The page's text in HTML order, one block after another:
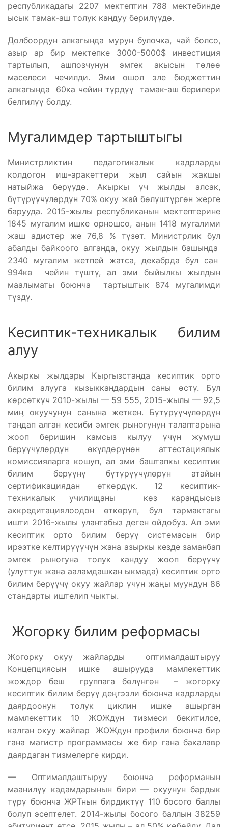
республикадагы 2207 мектептин 788 мектебинде
ысык тамак-аш толук кандуу берилүүдө.
Долбоордун алкагында мурун булочка, чай болсо,
азыр ар бир мектепке 3000-5000$ инвестиция
тартылып, ашпозчунун эмгек акысын төлөө
маселеси чечилди. Эми ошол эле бюджеттин
алкагында 60ка чейин түрдүү тамак-аш берилери
белгилүү болду.
Мугалимдер тартыштыгы
Министрликтин педагогикалык кадрларды
колдогон иш-аракеттери жыл сайын жакшы
натыйжа берүүдө. Акыркы үч жылды алсак,
бүтүрүүчүлөрдүн 70% окуу жай бөлүштүргөн жерге
барууда. 2015-жылы республиканын мектептерине
1845 мугалим ишке орношсо, анын 1418 мугалими
жаш адистер же 76,8 % түзөт. Министрлик бул
абалды байкоого алганда, окуу жылдын башында
2340 мугалим жетпей жатса, декабрда бул сан
994кө чейин түштү, ал эми быйылкы жылдын
маалыматы боюнча тартыштык 874 мугалимди
түздү.
Кесиптик-техникалык билим
алуу
Акыркы жылдары Кыргызстанда кесиптик орто
билим алууга кызыккандардын саны өстү. Бул
көрсөткүч 2010-жылы — 59 555, 2015-жылы — 92,5
миӊ окуучунун санына жеткен. Бүтүрүүчүлөрдүн
тандап алган кесиби эмгек рыногунун талаптарына
жооп беришин камсыз кылуу үчүн жумуш
берүүчүлөрдүн өкүлдөрүнөн аттестациялык
комиссияларга кошуп, ал эми баштапкы кесиптик
билим берүүнү бүтүрүүчүлөрүн атайын
сертификациядан өткөрдүк. 12 кесиптик-
техникалык училищаны көз карандысыз
аккредитациялоодон өткөрүп, бул тармактагы
ишти 2016-жылы улантабыз деген ойдобуз. Ал эми
кесиптик орто билим берүү системасын бир
ирээтке келтирүүүчүн жана азыркы кезде заманбап
эмгек рыногуна толук кандуу жооп берүүчү
(улуттук жана ааламдашкан ыкмада) кесиптик орто
билим берүүчү окуу жайлар үчүн жаӊы муундун 86
стандарты иштелип чыкты.
Жогорку билим реформасы
Жогорку окуу жайларды оптималдаштыруу
Концепциясын ишке ашырууда мамлекеттик
жождор беш группага бөлүнгөн – жогорку
кесиптик билим берүү деӊгээли боюнча кадрларды
даярдоонун толук циклин ишке ашырган
мамлекеттик 10 ЖОЖдун тизмеси бекитилсе,
калган окуу жайлар ЖОЖдун профили боюнча бир
гана магистр программасы же бир гана бакалавр
даярдаган тизмелерге кирди.
— Оптималдаштыруу боюнча реформанын
маанилүү кадамдарынын бири — окуунун бардык
түрү боюнча ЖРТнын бирдиктүү 110 босого баллы
болуп эсептелет. 2014-жылы босого баллын 38259